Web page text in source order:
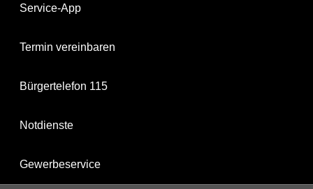
Service-App
Termin vereinbaren
Bürgertelefon 115
Notdienste
Gewerbeservice